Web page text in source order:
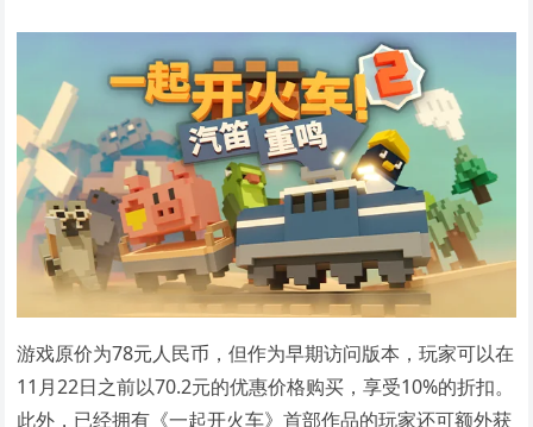
游戏原价为78元人民币，但作为早期访问版本，玩家可以在
11月22日之前以70.2元的优惠价格购买，享受10%的折扣。
此外，已经拥有《一起开火车》首部作品的玩家还可额外获